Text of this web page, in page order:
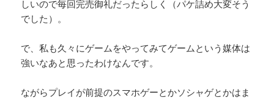
しいので毎回完売御礼だったらしく（パケ詰め大変そう
でした）。
で、私も久々にゲームをやってみてゲームという媒体は
強いなあと思ったわけなんです。
ながらプレイが前提のスマホゲーとかソシャゲとかはま